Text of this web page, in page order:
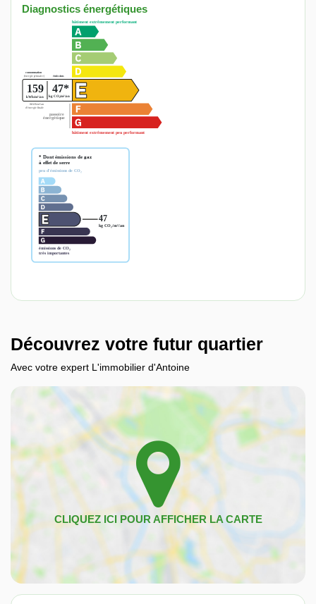
Diagnostics énergétiques
Découvrez votre futur quartier
Avec votre expert L'immobilier d'Antoine